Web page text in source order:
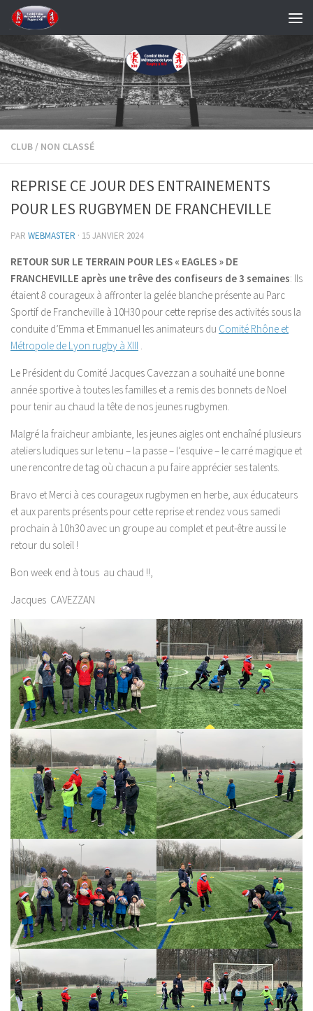
Skip to content
CLUB / NON CLASSÉ
REPRISE CE JOUR DES ENTRAINEMENTS
POUR LES RUGBYMEN DE FRANCHEVILLE
PAR WEBMASTER · 15 JANVIER 2024
RETOUR SUR LE TERRAIN POUR LES « EAGLES » DE
FRANCHEVILLE après une trêve des confiseurs de 3 semaines: Ils
étaient 8 courageux à affronter la gelée blanche présente au Parc
Sportif de Francheville à 10H30 pour cette reprise des activités sous la
conduite d’Emma et Emmanuel les animateurs du Comité Rhône et
Métropole de Lyon rugby à XIII .
Le Président du Comité Jacques Cavezzan a souhaité une bonne
année sportive à toutes les familles et a remis des bonnets de Noel
pour tenir au chaud la tête de nos jeunes rugbymen.
Malgré la fraicheur ambiante, les jeunes aigles ont enchaîné plusieurs
ateliers ludiques sur le tenu – la passe – l’esquive – le carré magique et
une rencontre de tag où chacun a pu faire apprécier ses talents.
Bravo et Merci à ces courageux rugbymen en herbe, aux éducateurs
et aux parents présents pour cette reprise et rendez vous samedi
prochain à 10h30 avec un groupe au complet et peut-être aussi le
retour du soleil !
Bon week end à tous au chaud !!,
Jacques CAVEZZAN